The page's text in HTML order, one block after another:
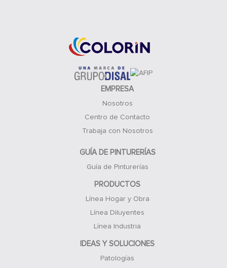
EMPRESA
Nosotros
Centro de Contacto
Trabaja con Nosotros
GUÍA DE PINTURERÍAS
Guía de Pinturerías
PRODUCTOS
Línea Hogar y Obra
Línea Diluyentes
Línea Industria
IDEAS Y SOLUCIONES
Patologías